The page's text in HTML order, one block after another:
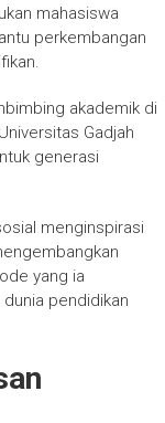
mahasiswa
perkembangan
akademik di
Universitas Gadjah
generasi
menginspirasi
yang ia
pendidikan